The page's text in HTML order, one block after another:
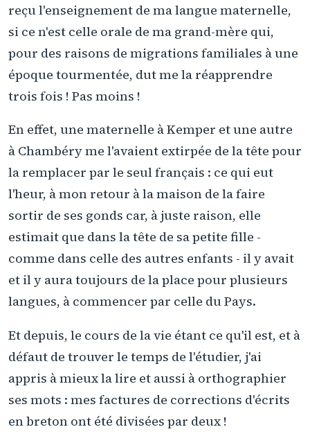
reçu l'enseignement de ma langue maternelle,
si ce n'est celle orale de ma grand-mère qui,
pour des raisons de migrations familiales à une
époque tourmentée, dut me la réapprendre
trois fois ! Pas moins !
En effet, une maternelle à Kemper et une autre
à Chambéry me l'avaient extirpée de la tête pour
la remplacer par le seul français : ce qui eut
l'heur, à mon retour à la maison de la faire
sortir de ses gonds car, à juste raison, elle
estimait que dans la tête de sa petite fille -
comme dans celle des autres enfants - il y avait
et il y aura toujours de la place pour plusieurs
langues, à commencer par celle du Pays.
Et depuis, le cours de la vie étant ce qu'il est, et à
défaut de trouver le temps de l'étudier, j'ai
appris à mieux la lire et aussi à orthographier
ses mots : mes factures de corrections d'écrits
en breton ont été divisées par deux !